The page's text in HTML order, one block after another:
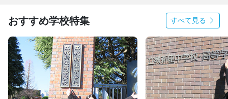
おすすめ学校特集 すべて見る